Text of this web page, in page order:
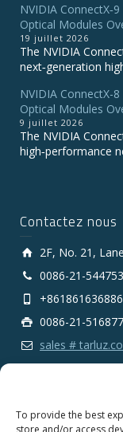
To provide the best
store and/or access
NVIDIA
Optical Modules
19 juillet 2026
The NVIDIA
next‑generation
NVIDIA ConnectX-
Optical Modules
9 juillet 2026
The NVIDIA
high‑performance
Contactez nous
2F, No. 21,
0086-21-
0086-21-
sales #